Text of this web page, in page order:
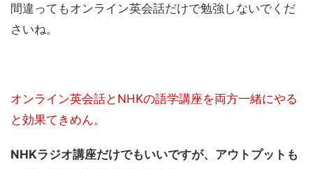
間違ってもオンライン英会話だけで勉強しないでくだ
さいね。
オンライン英会話とNHKの語学講座を両方一緒にやる
と効果てきめん。
NHKラジオ講座だけでもいいですが、アウトプットも